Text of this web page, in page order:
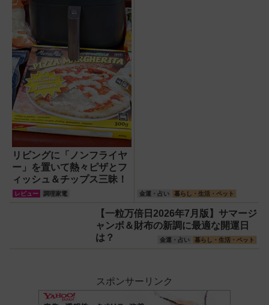
リビングに「ノンフライヤ
ー」を置いて熱々ピザとフ
ィッシュ＆チップス三昧！
レビュー 調理家電 金運・占い 暮らし・生活・ペット
【一粒万倍日2026年7月版】サマージ
ャンボ＆財布の新調に最適な開運日
は？
金運・占い 暮らし・生活・ペット
スポンサーリンク